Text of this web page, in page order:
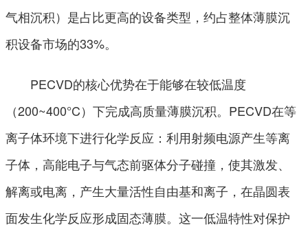
气相沉积）是占比更高的设备类型，约占整体薄膜沉
积设备市场的33%。
PECVD的核心优势在于能够在较低温度
（200~400°C）下完成高质量薄膜沉积。PECVD在等
离子体环境下进行化学反应：利用射频电源产生等离
子体，高能电子与气态前驱体分子碰撞，使其激发、
解离或电离，产生大量活性自由基和离子，在晶圆表
面发生化学反应形成固态薄膜。这一低温特性对保护